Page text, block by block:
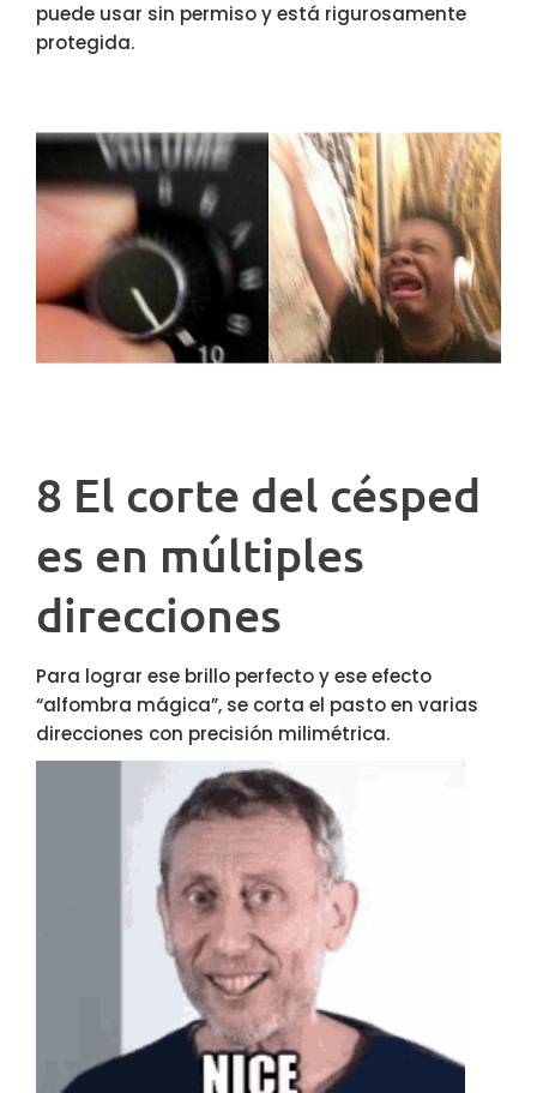
puede usar sin permiso y está rigurosamente
protegida.
8 El corte del césped
es en múltiples
direcciones
Para lograr ese brillo perfecto y ese efecto
“alfombra mágica”, se corta el pasto en varias
direcciones con precisión milimétrica.